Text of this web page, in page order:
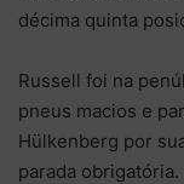
décima quinta
Russell foi na
pneus macios e
Hülkenberg por
parada obrigatória.